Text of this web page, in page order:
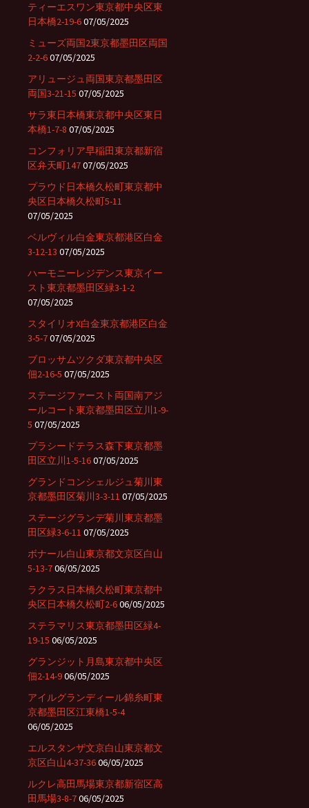
ティーエスワン東京都中央区東
日本橋2-19-607/05/2025
ミューズ両国2東京都墨田区両国
2-2-607/05/2025
アリュージュ両国東京都墨田区
両国3-21-15 07/05/2025
サラ東日本橋東京都中央区東日
本橋1-7-8 07/05/2025
コンフォリア早稲田東京都新宿
区弁天町14707/05/2025
プラウド日本橋久松町東京都中
央区日本橋久松町5-11
07/05/2025
ベルヴィル白金東京都港区白金
3-12-13 07/05/2025
ハーモニーレジデンス東京イー
スト東京都墨田区緑3-1-2
07/05/2025
スタイリオX白金東京都港区白金
3-5-707/05/2025
ブロッサムツクダ東京都中央区
佃2-16-5 07/05/2025
ステージファースト両国南アジ
ールコート東京都墨田区立川1-9-
5 07/05/2025
プラシードテラス森下東京都墨
田区立川1-5-1607/05/2025
グランドコンシェルジュ菊川東
京都墨田区菊川3-3-11 07/05/2025
ステージグランデ菊川東京都墨
田区緑3-6-11 07/05/2025
ボナール白山東京都文京区白山
5-13-706/05/2025
ラクラス日本橋久松町東京都中
央区日本橋久松町2-606/05/2025
ステラマリス東京都墨田区緑4-
19-15 06/05/2025
グランジット月島東京都中央区
佃2-14-906/05/2025
アイルグランディール錦糸町東
京都墨田区江東橋1-5-4
06/05/2025
エルスタンザ文京白山東京都文
京区白山4-37-3606/05/2025
ルクレ高田馬場東京都新宿区高
田馬場3-8-706/05/2025